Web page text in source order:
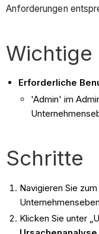
Anforderungen
Wichtige
Erforderliche
'Admin' im
Schritte
Navigieren Sie zum
Klicken Sie unter